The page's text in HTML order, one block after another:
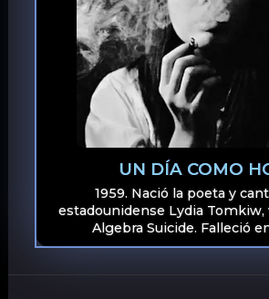
UN DÍA COMO
1959. Nació la poeta y
estadounidense Lydia Tomkiw,
Algebra Suicide. Falleció